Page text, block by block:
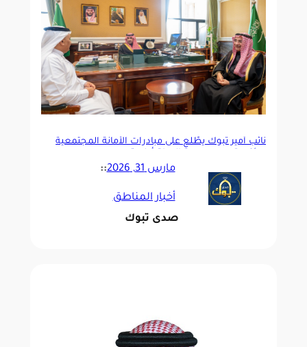
نائب أمير تبوك يطّلع على مبادرات الأمانة المجتمعية
مارس 31, 2026 ::
أخبار المناطق
صدى تبوك